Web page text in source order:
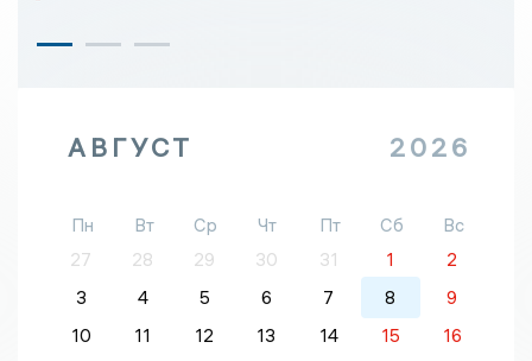
АВГУСТ 2026
Пн Вт Ср Чт Пт Сб
Вс
27
28 29 30 31 1
2
3
4 5 6 7 8
9
10
11 12 13 14 15
16